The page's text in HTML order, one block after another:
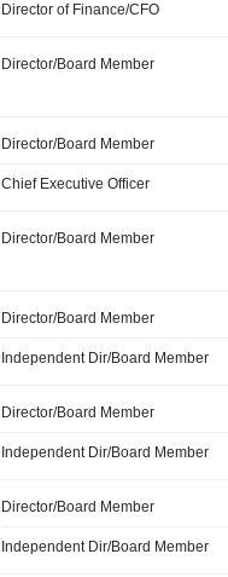
Director of Finance/CFO
Director/Board Member
Director/Board Member
Chief Executive Officer
Director/Board Member
Director/Board Member
Independent Dir/Board Member
Director/Board Member
Independent Dir/Board Member
Director/Board Member
Independent Dir/Board Member